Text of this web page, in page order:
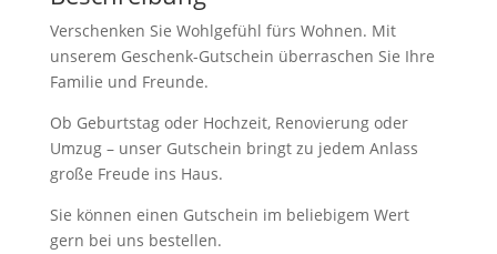
Verschenken Sie Wohlgefühl fürs Wohnen. Mit
unserem Geschenk-Gutschein überraschen Sie Ihre
Familie und Freunde.
Ob Geburtstag oder Hochzeit, Renovierung oder
Umzug – unser Gutschein bringt zu jedem Anlass
große Freude ins Haus.
Sie können einen Gutschein im beliebigem Wert
gern bei uns bestellen.